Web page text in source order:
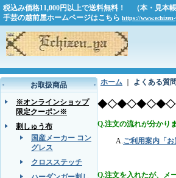
税込み価格11,000円以上で送料無料！ （本・見本
手芸の越前屋ホームページはこちら https://
お取扱商品
※オンラインショップ
限定クーポン※
刺しゅう布
国産メーカー コン
グレス
クロスステッチ
ホーム よくある
Q.注文の流れが分かり
A.ご利用案内「お
Q.注文を入れたが、メ